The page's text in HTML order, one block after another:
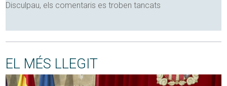
Disculpau, els comentaris es troben tancats
EL MÉS LLEGIT